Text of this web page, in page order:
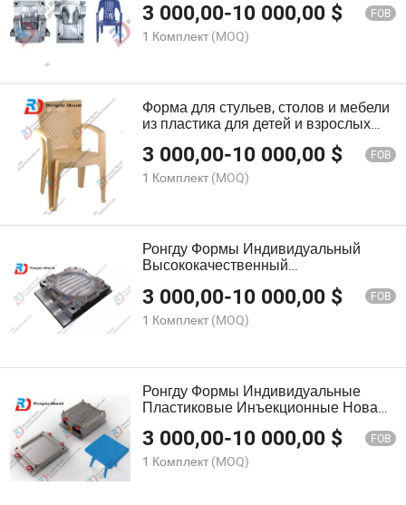
3 000,00-10 000,00 $ FOB
1 Комплект (MOQ)
Форма для стульев, столов и мебели
из пластика для детей и взрослых
3 000,00-10 000,00 $ FOB
1 Комплект (MOQ)
Ронгду Формы Индивидуальный
Высококачественный
Ротанговый Кофейный Стол
Пластиковая Инъекционная Форма
3 000,00-10 000,00 $ FOB
1 Комплект (MOQ)
Ронгду Формы Индивидуальные
Пластиковые Инъекционные Новая
Дизайн Мебель Ротанг Стол Формы
3 000,00-10 000,00 $ FOB
1 Комплект (MOQ)